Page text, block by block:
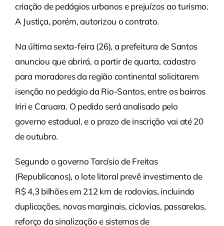
criação de pedágios urbanos e prejuízos ao turismo.
A Justiça, porém, autorizou o contrato.
Na última sexta-feira (26), a prefeitura de Santos
anunciou que abrirá, a partir de quarta, cadastro
para moradores da região continental solicitarem
isenção no pedágio da Rio-Santos, entre os bairros
Iriri e Caruara. O pedido será analisado pelo
governo estadual, e o prazo de inscrição vai até 20
de outubro.
Segundo o governo Tarcísio de Freitas
(Republicanos), o lote litoral prevê investimento de
R$ 4,3 bilhões em 212 km de rodovias, incluindo
duplicações, novas marginais, ciclovias, passarelas,
reforço da sinalização e sistemas de